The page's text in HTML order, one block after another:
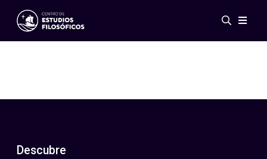
Eventos
ES
EN
Descubre